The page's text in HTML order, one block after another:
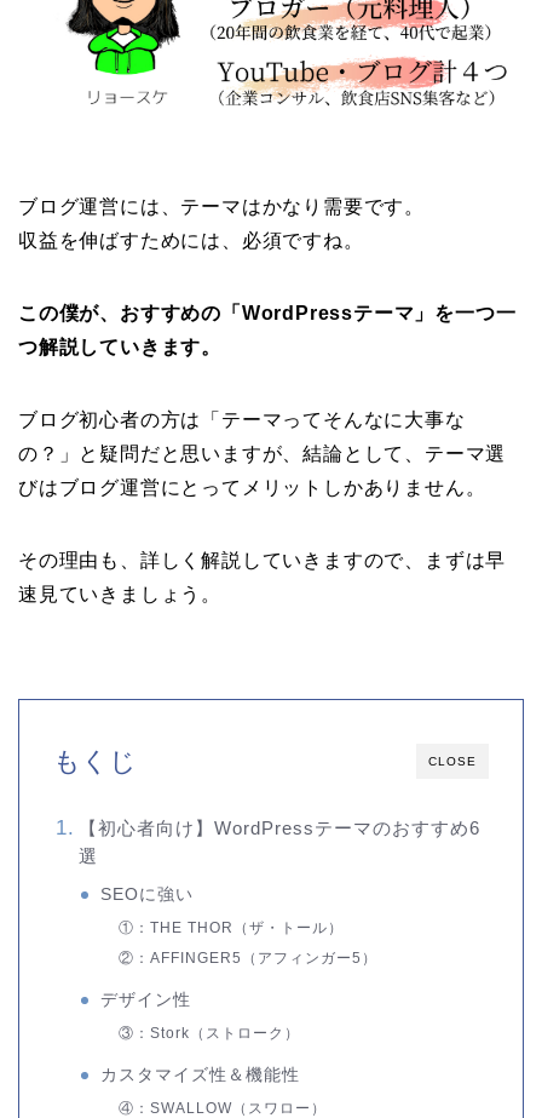
ブログ運営には、テーマはかなり需要です。
収益を伸ばすためには、必須ですね。
この僕が、おすすめの「WordPressテーマ」を一つ一
つ解説していきます。
ブログ初心者の方は「テーマってそんなに大事な
の？」と疑問だと思いますが、結論として、テーマ選
びはブログ運営にとってメリットしかありません。
その理由も、詳しく解説していきますので、まずは早
速見ていきましょう。
CLOSE
もくじ
【初心者向け】WordPressテーマのおすすめ6
選
SEOに強い
①：THE THOR（ザ・トール）
②：AFFINGER5（アフィンガー5）
デザイン性
③：Stork（ストローク）
カスタマイズ性＆機能性
④：SWALLOW（スワロー）